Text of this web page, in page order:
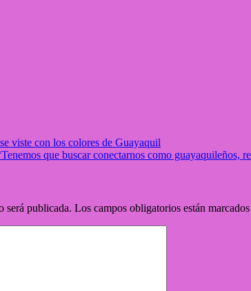
viste con los colores de Guayaquil
que buscar conectarnos como guayaquileños,
será publicada. Los campos obligatorios están